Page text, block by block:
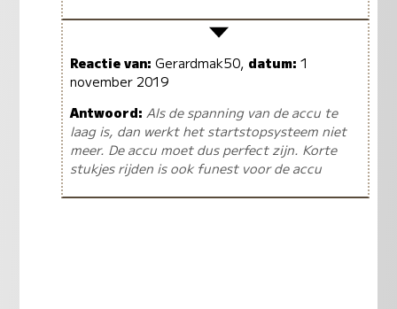
Reactie van: Gerardmak50, datum: 1
november 2019
Antwoord: Als de spanning van de accu te
laag is, dan werkt het startstopsysteem niet
meer. De accu moet dus perfect zijn. Korte
stukjes rijden is ook funest voor de accu